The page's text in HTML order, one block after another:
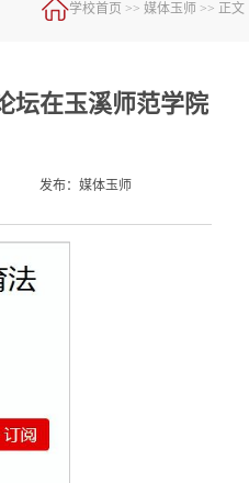
学校首页 >> 媒体玉师 >> 正文
坛在玉溪师范学院
发布：媒体玉师